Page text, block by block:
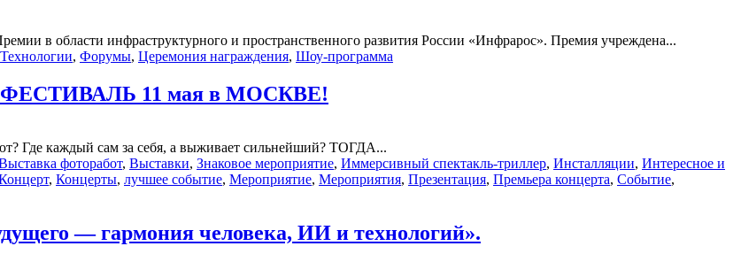
в области инфраструктурного и пространственного развития России «Инфрарос». Премия учреждена...
Технологии, Форумы, Церемония награждения, Шоу-программа
11 мая в МОСКВЕ!
Где каждый сам за себя, а выживает сильнейший? ТОГДА...
фоторабот, Выставки, Знаковое мероприятие, Иммерсивный спектакль-триллер, Инсталляции, Интересное и
, Концерты, лучшее событие, Мероприятие, Мероприятия, Презентация, Премьера концерта, Событие,
— гармония человека, ИИ и технологий».